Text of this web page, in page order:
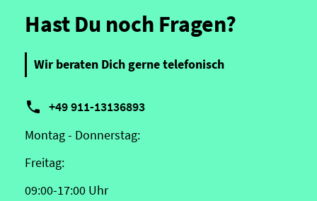
Hast Du noch Fragen?
Wir beraten Dich gerne telefonisch
 +49 911-13136893
Montag - Donnerstag:
Freitag:
09:00-17:00 Uhr